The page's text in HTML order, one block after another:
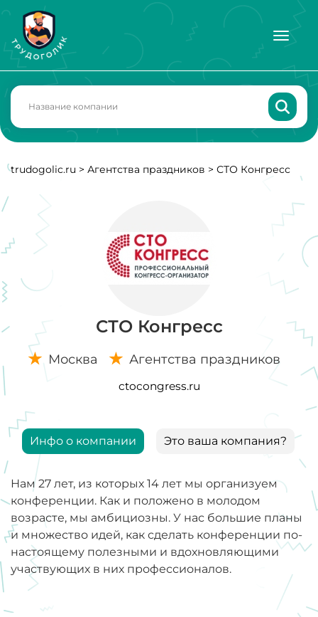
trudogolic.ru > Агентства праздников > СТО Конгресс
СТО Конгресс
Москва Агентства праздников
ctocongress.ru
Инфо о компании Это ваша компания?
Нам 27 лет, из которых 14 лет мы организуем
конференции. Как и положено в молодом
возрасте, мы амбициозны. У нас большие планы
и множество идей, как сделать конференции по-
настоящему полезными и вдохновляющими
участвующих в них профессионалов.